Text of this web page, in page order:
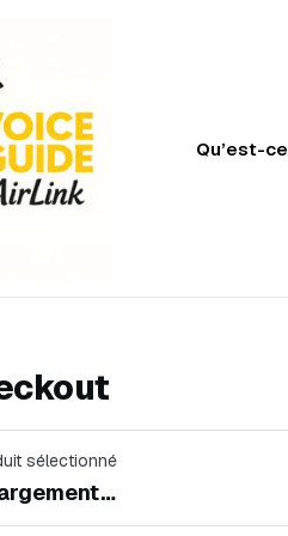
Qu’est-ce
sélectionné